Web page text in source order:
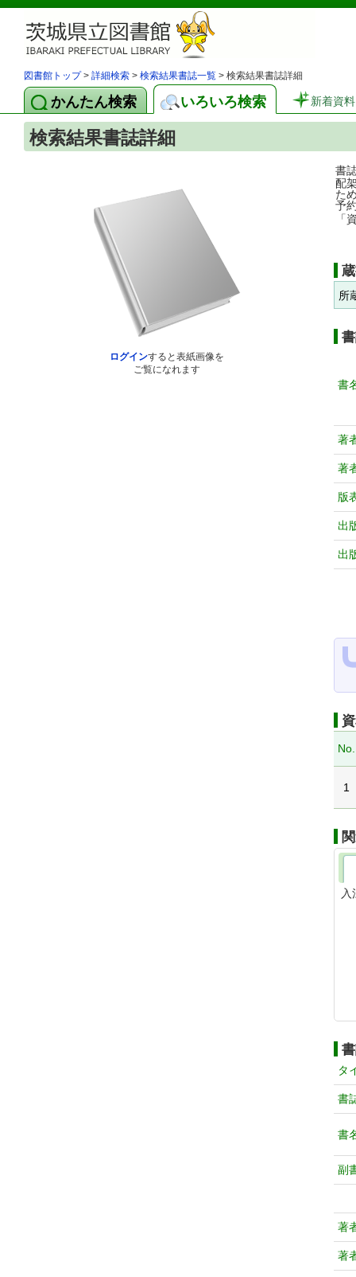
図書館トップ> 詳細検索 > 検索結果書誌一覧 > 検索結果書誌詳細
かんたん検索 いろいろ検索 新着資料
検索結果書誌詳細
ログインすると表紙画像を
ご覧になれます
書
配
た
予
「
所
書
著
著
版
出
出
No.
1
入
タ
書
書
副
著
著